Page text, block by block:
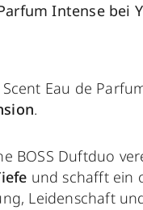
Intense bei
Scent Eau de
.
BOSS Duftduo
und schafft ein
Leidenschaft